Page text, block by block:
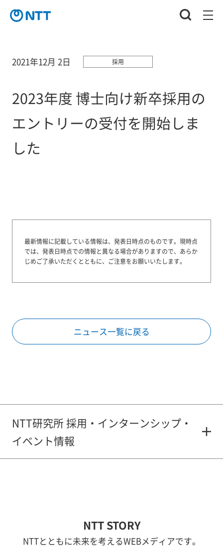
2021年12月 2日 採用
2023年度 博士向け新卒採用の
エントリーの受付を開始しま
した
最新情報に記載している情報は、発表日時点のものです。 現時点
では、発表日時点での情報と異なる場合がありますので、あらか
じめご了承いただくとともに、ご注意をお願いいたします。
ニュース一覧に戻る
NTT研究所 採用・インターンシップ・
イベント情報
NTT STORY
NTTとともに未来を考えるWEBメディアです。